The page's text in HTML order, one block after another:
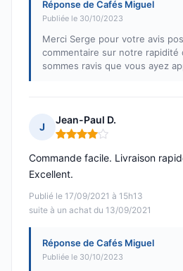
Réponse de Cafés Miguel
Publiée le 30/10/2023
Merci Serge pour votre avis
commentaire sur notre rapidité
sommes ravis que vous ayez
J
Jean-Paul D.
Note : 4 sur 5
Publié le 17/09/2021 à 15h13
suite à un achat du 13/09/2021
Commande facile. Livraison
Excellent.
Réponse de Cafés Miguel
Publiée le 30/10/2023